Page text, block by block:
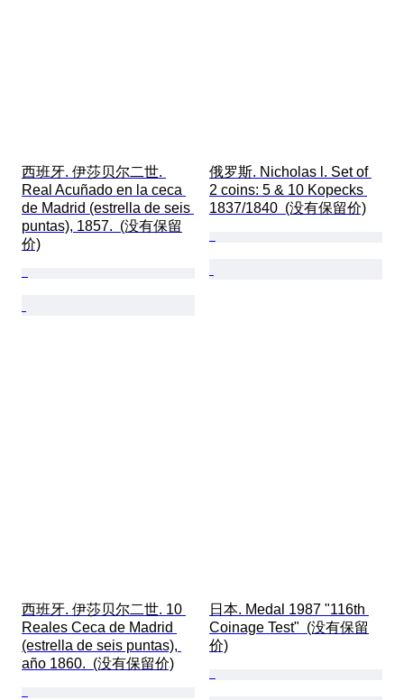
西班牙. 伊莎贝尔二世.
Real Acuñado en la ceca
de Madrid (estrella de seis
puntas), 1857.  (没有保留
价)
俄罗斯. Nicholas l. Set of
2 coins: 5 & 10 Kopecks
1837/1840  (没有保留价)
西班牙. 伊莎贝尔二世. 10
Reales Ceca de Madrid
(estrella de seis puntas),
año 1860.  (没有保留价)
日本. Medal 1987 "116th
Coinage Test"  (没有保留
价)